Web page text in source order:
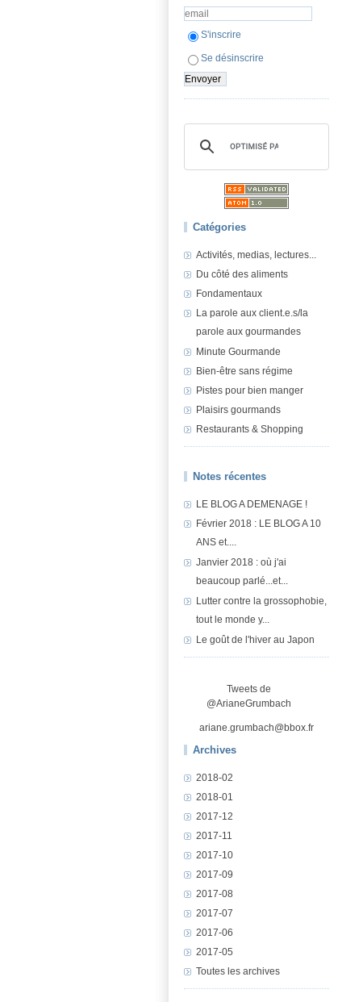
S'inscrire
Se désinscrire
Catégories
Activités, medias, lectures...
Du côté des aliments
Fondamentaux
La parole aux client.e.s/la
parole aux gourmandes
Minute Gourmande
Bien-être sans régime
Pistes pour bien manger
Plaisirs gourmands
Restaurants & Shopping
Notes récentes
LE BLOG A DEMENAGE !
Février 2018 : LE BLOG A 10
ANS et....
Janvier 2018 : où j'ai
beaucoup parlé...et...
Lutter contre la grossophobie,
tout le monde y...
Le goût de l'hiver au Japon
Tweets de
@ArianeGrumbach
ariane.grumbach@bbox.fr
Archives
2018-02
2018-01
2017-12
2017-11
2017-10
2017-09
2017-08
2017-07
2017-06
2017-05
Toutes les archives